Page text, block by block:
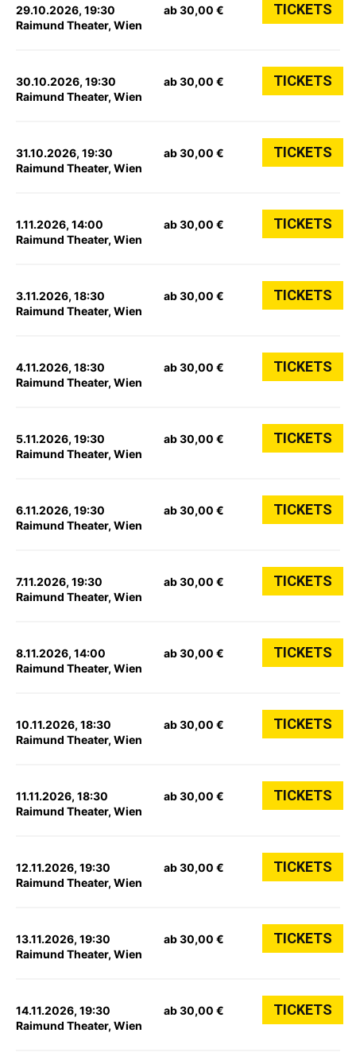
29.10.2026, 19:30
Raimund Theater, Wien
ab 30,00 € TICKETS
30.10.2026, 19:30
Raimund Theater, Wien
ab 30,00 € TICKETS
31.10.2026, 19:30
Raimund Theater, Wien
ab 30,00 € TICKETS
1.11.2026, 14:00
Raimund Theater, Wien
ab 30,00 € TICKETS
3.11.2026, 18:30
Raimund Theater, Wien
ab 30,00 € TICKETS
4.11.2026, 18:30
Raimund Theater, Wien
ab 30,00 € TICKETS
5.11.2026, 19:30
Raimund Theater, Wien
ab 30,00 € TICKETS
6.11.2026, 19:30
Raimund Theater, Wien
ab 30,00 € TICKETS
7.11.2026, 19:30
Raimund Theater, Wien
ab 30,00 € TICKETS
8.11.2026, 14:00
Raimund Theater, Wien
ab 30,00 € TICKETS
10.11.2026, 18:30
Raimund Theater, Wien
ab 30,00 € TICKETS
11.11.2026, 18:30
Raimund Theater, Wien
ab 30,00 € TICKETS
12.11.2026, 19:30
Raimund Theater, Wien
ab 30,00 € TICKETS
13.11.2026, 19:30
Raimund Theater, Wien
ab 30,00 € TICKETS
14.11.2026, 19:30
Raimund Theater, Wien
ab 30,00 € TICKETS